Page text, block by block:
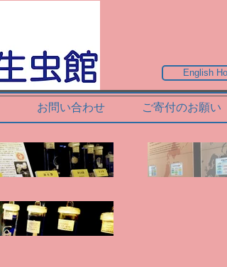
お問い合わせ ご寄付のお願い
English